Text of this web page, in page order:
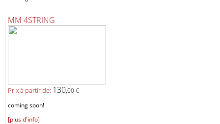
MM 4STRING
Prix ​​à partir de: 130,00 €
coming soon!
[plus d'info]